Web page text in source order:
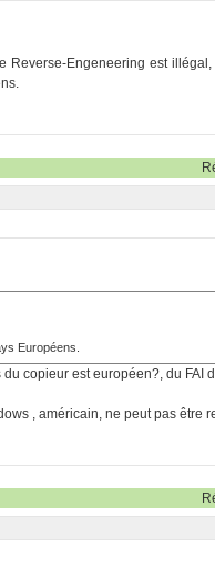
Reverse-Engeneering est
Européens.
copieur est européen?, du FAI
, américain, ne peut pas être